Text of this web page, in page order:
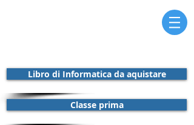
Libro di Informatica da aquistare
Classe prima